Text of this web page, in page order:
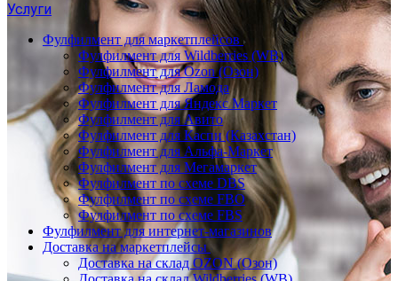
Услуги
Фулфилмент для маркетплейсов
Фулфилмент для Wildberries (WB)
Фулфилмент для Ozon (Озон)
Фулфилмент для Ламода
Фулфилмент для Яндекс Маркет
Фулфилмент для Авито
Фулфилмент для Каспи (Казахстан)
Фулфилмент для Альфа-Маркет
Фулфилмент для Мегамаркет
Фулфилмент по схеме DBS
Фулфилмент по схеме FBO
Фулфилмент по схеме FBS
Фулфилмент для интернет-магазинов
Доставка на маркетплейсы
Доставка на склад OZON (Озон)